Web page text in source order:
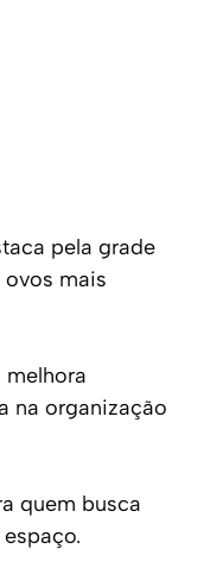
pela grade
ovos mais
na organização
quem busca